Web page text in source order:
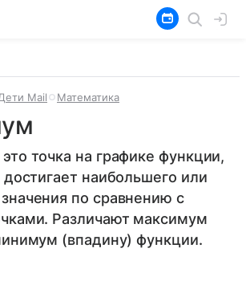
Mail Математика
точка на графике функции,
достигает наибольшего или
по сравнению с
Различают максимум
(впадину) функции.